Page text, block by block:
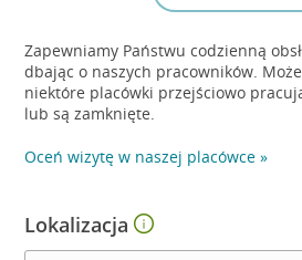
Zapewniamy Państwu codzienną
dbając o naszych pracowników.
niektóre placówki przejściowo
lub są zamknięte.
Oceń wizytę w naszej placówce »
Lokalizacja
Wybierz lokalizację